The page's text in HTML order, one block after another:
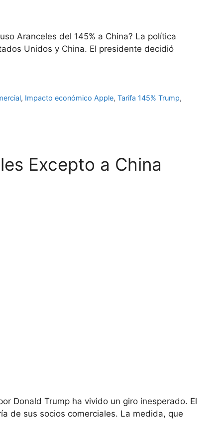
Aranceles del 145% a China? La política
Unidos y China. El presidente decidió
, Impacto económico Apple,Tarifa 145% Trump,
Excepto a China
Donald Trump ha vivido un giro inesperado. El
de sus socios comerciales. La medida, que